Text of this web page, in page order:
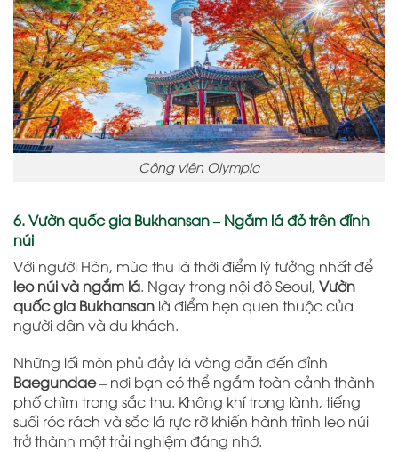
Công viên Olympic
6. Vườn quốc gia Bukhansan – Ngắm lá đỏ trên đỉnh
núi
Với người Hàn, mùa thu là thời điểm lý tưởng nhất để
leo núi và ngắm lá. Ngay trong nội đô Seoul, Vườn
quốc gia Bukhansan là điểm hẹn quen thuộc của
người dân và du khách.
Những lối mòn phủ đầy lá vàng dẫn đến đỉnh
Baegundae– nơi bạn có thể ngắm toàn cảnh thành
phố chìm trong sắc thu. Không khí trong lành, tiếng
suối róc rách và sắc lá rực rỡ khiến hành trình leo núi
trở thành một trải nghiệm đáng nhớ.